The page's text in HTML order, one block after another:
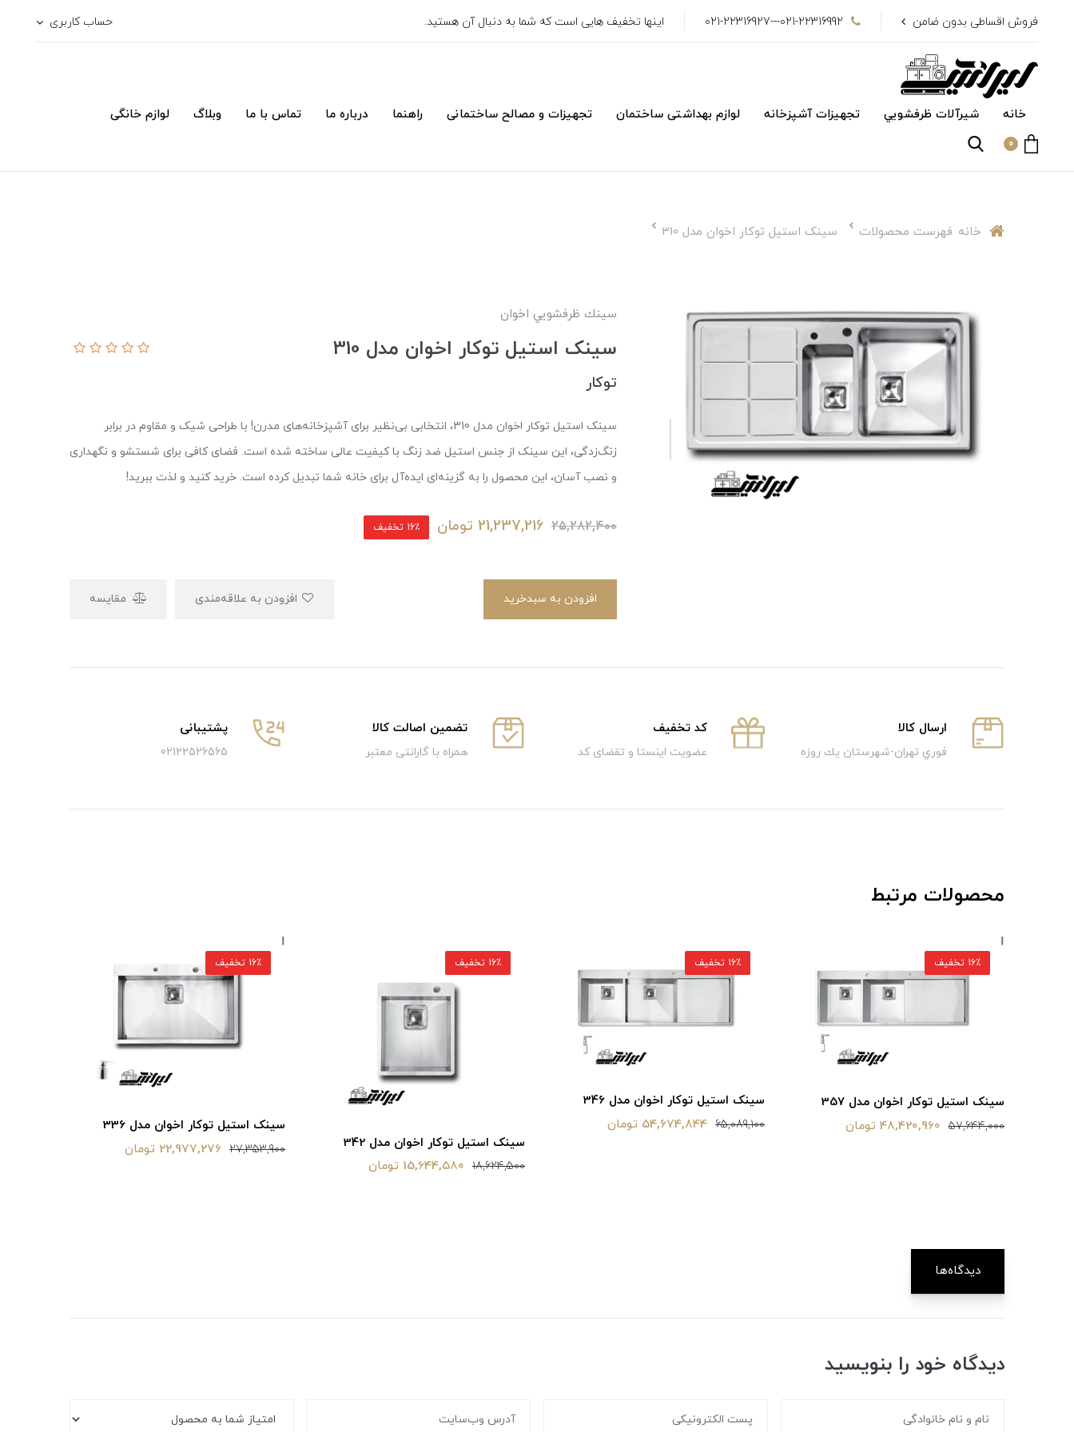
فروش اقساطی بدون ضامن 021-22316992---021-22316927 اینها تخفیف هایی است که شما به دنبال آن هستید. حساب کاربری
خانه شیرآلات ظرفشويي تجهیزات آشپزخانه لوازم بهداشتی ساختمان تجهیزات و مصالح ساختمانی راهنما درباره ما تماس با ما وبلاگ لوازم خانگی
0
خانه فهرست محصولات سینک استیل توکار اخوان مدل 310
سينك ظرفشويي اخوان
سینک استیل توکار اخوان مدل 310
توکار
سینک استیل توکار اخوان مدل 310، انتخابی بی‌نظیر برای آشپزخانه‌های مدرن! با طراحی شیک و مقاوم در برابر
زنگ‌زدگی، این سینک از جنس استیل ضد زنگ با کیفیت عالی ساخته شده است. فضای کافی برای شستشو و نگهداری
و نصب آسان، این محصول را به گزینه‌ای ایده‌آل برای خانه شما تبدیل کرده است. خرید کنید و لذت ببرید!
25,282,400
21,237,216 تومان 16٪ تخفیف
افزودن به سبدخرید مقایسه
ارسال كالا
فوري تهران-شهرستان يك روزه
كد تخفيف
عضویت اینستا و تقضای کد
تضمین اصالت کالا
همراه با گارانتی معتبر
پشتیبانی
02122526565
محصولات مرتبط
سینک استیل توکار اخوان مدل 357
57,644,000 48,420,960 تومان
16٪ تخفیف
سینک استیل توکار اخوان مدل 346
65,089,100 54,674,844 تومان
16٪ تخفیف
سینک استیل توکار اخوان مدل 342
18,624,500 15,644,580 تومان
16٪ تخفیف
سینک استیل توکار اخوان مدل 336
27,353,900 22,977,276 تومان
16٪ تخفیف
دیدگاه‌ها
دیدگاه خود را بنویسید